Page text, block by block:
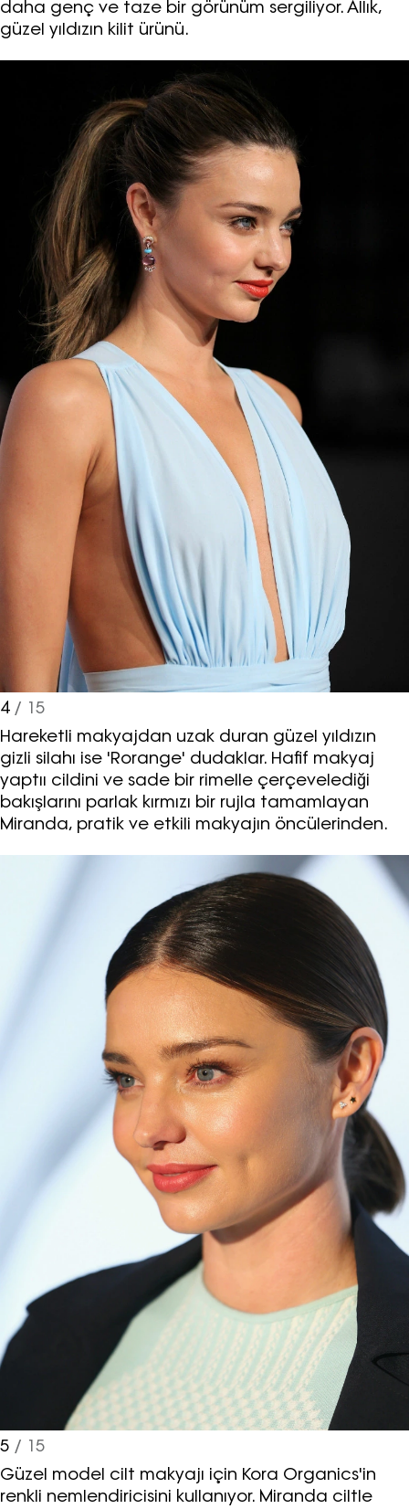
daha genç ve taze bir görünüm sergiliyor. Allık,
güzel yıldızın kilit ürünü.
4/ 15
Hareketli makyajdan uzak duran güzel yıldızın
gizli silahı ise 'Rorange' dudaklar. Hafif makyaj
yaptıı cildini ve sade bir rimelle çerçevelediği
bakışlarını parlak kırmızı bir rujla tamamlayan
Miranda, pratik ve etkili makyajın öncülerinden.
5 / 15
Güzel model cilt makyajı için Kora Organics'in
renkli nemlendiricisini kullanıyor. Miranda ciltle